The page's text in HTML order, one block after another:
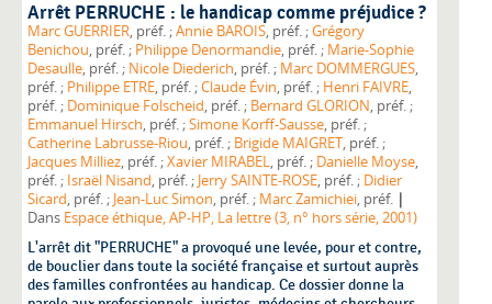
Arrêt PERRUCHE : le handicap comme préjudice ?
Marc GUERRIER , préf. ;Annie BAROIS , préf. ;Grégory
Benichou
, préf. ; Philippe Denormandie , préf. ; Marie-Sophie
Desaulle
, préf. ; Nicole Diederich , préf. ; Marc DOMMERGUES,
préf. ; Philippe ETRE , préf. ;Claude Évin , préf. ; Henri FAIVRE,
préf. ; Dominique Folscheid , préf. ; Bernard GLORION
, préf. ;
Emmanuel Hirsch
, préf. ;Simone Korff-Sausse
, préf. ;
Catherine Labrusse-Riou
, préf. ; Brigide MAIGRET
, préf. ;
Jacques Milliez
, préf. ;Xavier MIRABEL , préf. ; Danielle Moyse,
préf. ; Israël Nisand , préf. ; Jerry SAINTE-ROSE , préf. ; Didier
Sicard
, préf. ; Jean-Luc Simon , préf. ; Marc Zamichiei, préf. |
Dans Espace éthique, AP-HP, La lettre (3, n° hors série, 2001)
L'arrêt dit "PERRUCHE" a provoqué une levée, pour et contre,
de bouclier dans toute la société française et surtout auprès
des familles confrontées au handicap. Ce dossier donne la